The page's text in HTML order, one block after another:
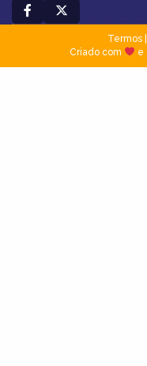
Termos|
Criado com
e